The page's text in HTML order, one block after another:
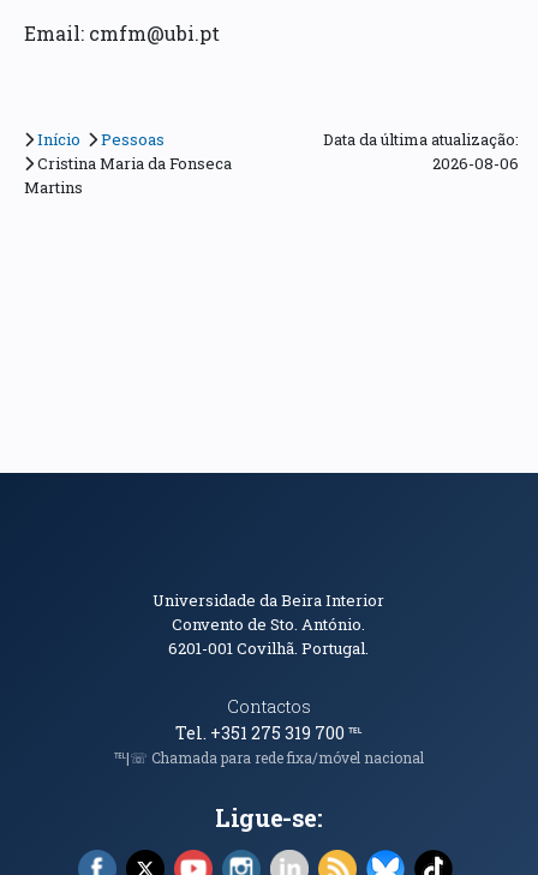
Email: cmfm@ubi.pt
Início
Pessoas
Cristina Maria da Fonseca
Martins
Data da última atualização:
2026-08-06
Informações de Contacto
Universidade da Beira Interior
Convento de Sto. António.
6201-001Covilhã. Portugal.
Contactos
Tel. +351 275 319 700℡
℡|☏ Chamada para rede fixa/móvel nacional
Ligue-se:
Facebook (abre em nova janela)
X (abre em nova janela)
YouTube (abre em nova janela)
Instagram (abre em nova janela)
LinkedIn (abre em nova
RSS (abre em nova
Bluesky (abre
TikTok